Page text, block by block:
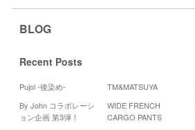
BLOG
Recent Posts
Pujol -後染め- TM&MATSUYA
By John コラボレーシ
ョン企画 第3弾！
WIDE FRENCH
CARGO PANTS